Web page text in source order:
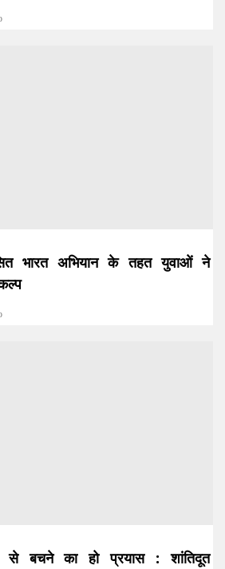
भारत अभियान के तहत युवाओं ने
से बचने का हो प्रयास : शांतिदूत